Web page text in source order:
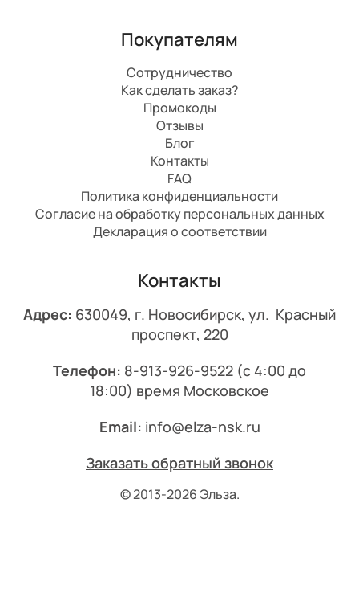
Покупателям
Сотрудничество
Как сделать заказ?
Промокоды
Отзывы
Блог
Контакты
FAQ
Политика конфиденциальности
Согласие на обработку персональных данных
Декларация о соответствии
Контакты
Адрес: 630049, г. Новосибирск, ул. Красный
проспект, 220
Телефон: 8-913-926-9522 (с 4:00 до
18:00) время Московское
Email: info@elza-nsk.ru
Заказать обратный звонок
© 2013-2026 Эльза.